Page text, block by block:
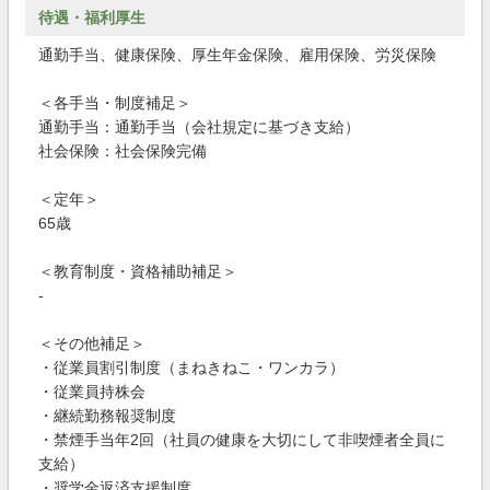
待遇・福利厚生
通勤手当、健康保険、厚生年金保険、雇用保険、労災保険
＜各手当・制度補足＞
通勤手当：通勤手当（会社規定に基づき支給）
社会保険：社会保険完備
＜定年＞
65歳
＜教育制度・資格補助補足＞
‐
＜その他補足＞
・従業員割引制度（まねきねこ・ワンカラ）
・従業員持株会
・継続勤務報奨制度
・禁煙手当年2回（社員の健康を大切にして非喫煙者全員に
支給）